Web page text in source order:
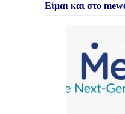
Είμαι και στο